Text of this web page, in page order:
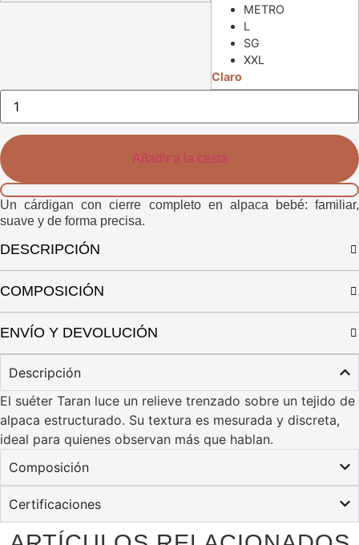
METRO
L
SG
XXL
Claro
Cantidad
cárdigan
Dalen
Añadir a la cesta
Un cárdigan con cierre completo en alpaca bebé: familiar,
suave y de forma precisa.
DESCRIPCIÓN
COMPOSICIÓN
ENVÍO Y DEVOLUCIÓN
Descripción
El suéter Taran luce un relieve trenzado sobre un tejido de
alpaca estructurado. Su textura es mesurada y discreta,
ideal para quienes observan más que hablan.
Composición
Certificaciones